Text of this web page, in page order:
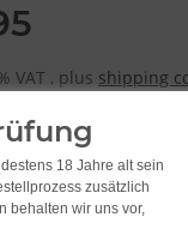
VAT , plus shipping
18 Jahre alt sein
zusätzlich
behalten wir uns vor,